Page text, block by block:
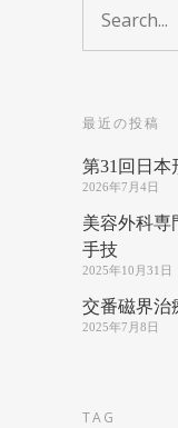
最近の投稿
第31回日本
2026年7月4日
美容外科専
手技
2025年10月31日
交番磁界治
2025年7月8日
TAG